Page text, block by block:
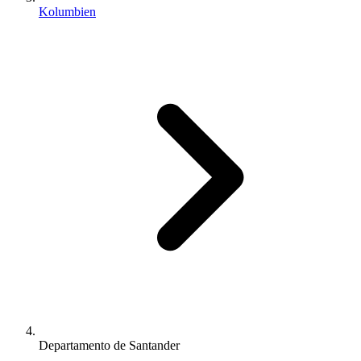
Kolumbien
Departamento de Santander